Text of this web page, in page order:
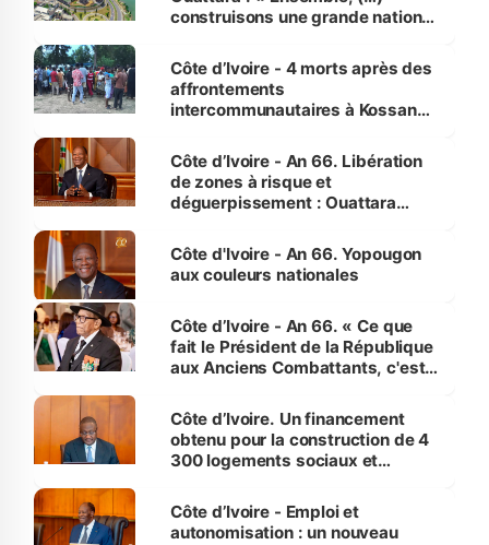
construisons une grande nation
générations futures »
Côte d’Ivoire - 4 morts après des
affrontements
intercommunautaires à Kossandji
milieu des sinistrés
Côte d’Ivoire - An 66. Libération
de zones à risque et
déguerpissement : Ouattara
l'Etat de droit pour préserver les
vies humaines »
Côte d'Ivoire - An 66. Yopougon
aux couleurs nationales
Côte d’Ivoire - An 66. « Ce que
fait le Président de la République
aux Anciens Combattants, c'est
Côte d’Ivoire. Un financement
obtenu pour la construction de 4
300 logements sociaux et
et Yamoussoukro
Côte d’Ivoire - Emploi et
autonomisation : un nouveau